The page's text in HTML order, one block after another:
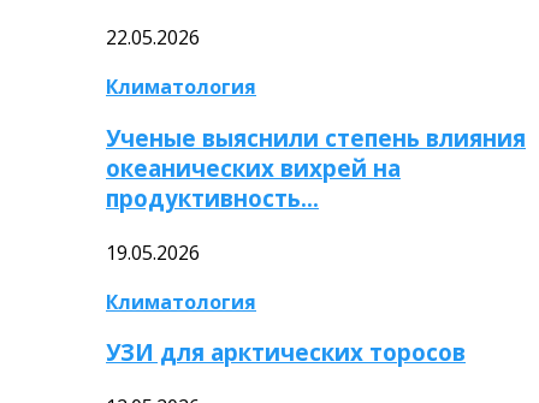
22.05.2026
Климатология
Ученые выяснили степень влияния
океанических вихрей на
продуктивность…
19.05.2026
Климатология
УЗИ для арктических торосов